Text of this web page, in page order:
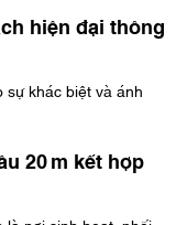
hiện đại thông
sự khác biệt và ánh
20 m kết hợp